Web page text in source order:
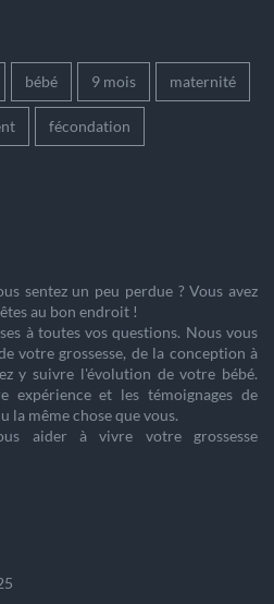
bébé 9 mois maternité
fécondation
sentez un peu perdue ? Vous avez
au bon endroit !
à toutes vos questions. Nous vous
votre grossesse, de la conception à
y suivre l'évolution de votre bébé.
expérience et les témoignages de
la même chose que vous.
aider à vivre votre grossesse